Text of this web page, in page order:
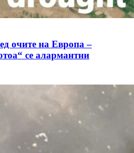
очите на Европа –
се алармантни